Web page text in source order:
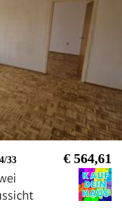
33 € 564,61